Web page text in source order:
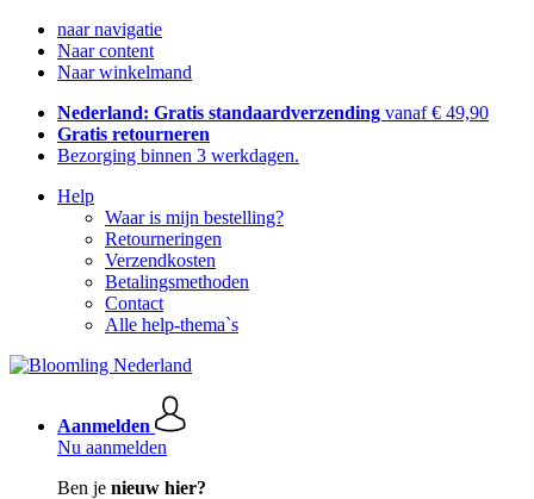
naar navigatie
Naar content
Naar winkelmand
Nederland: Gratis standaardverzending vanaf € 49,90
Gratis retourneren
Bezorging binnen 3 werkdagen.
Help
Waar is mijn bestelling?
Retourneringen
Verzendkosten
Betalingsmethoden
Contact
Alle help-thema`s
Aanmelden
Nu aanmelden
Ben je nieuw hier?